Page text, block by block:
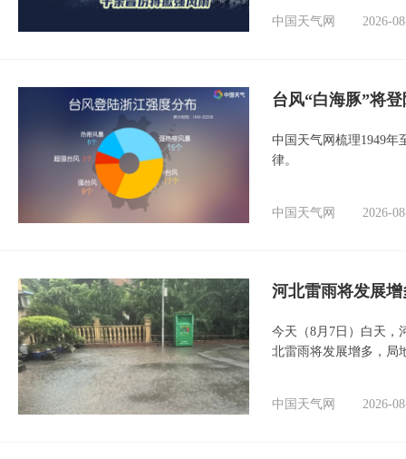
中国天气网
2026-
台风“白海豚”将
中国天气网梳理1949年
律。
中国天气网 2026-
河北雷雨将发展
今天（8月7日）白天，
北雷雨将发展增多，局
中国天气网 2026-